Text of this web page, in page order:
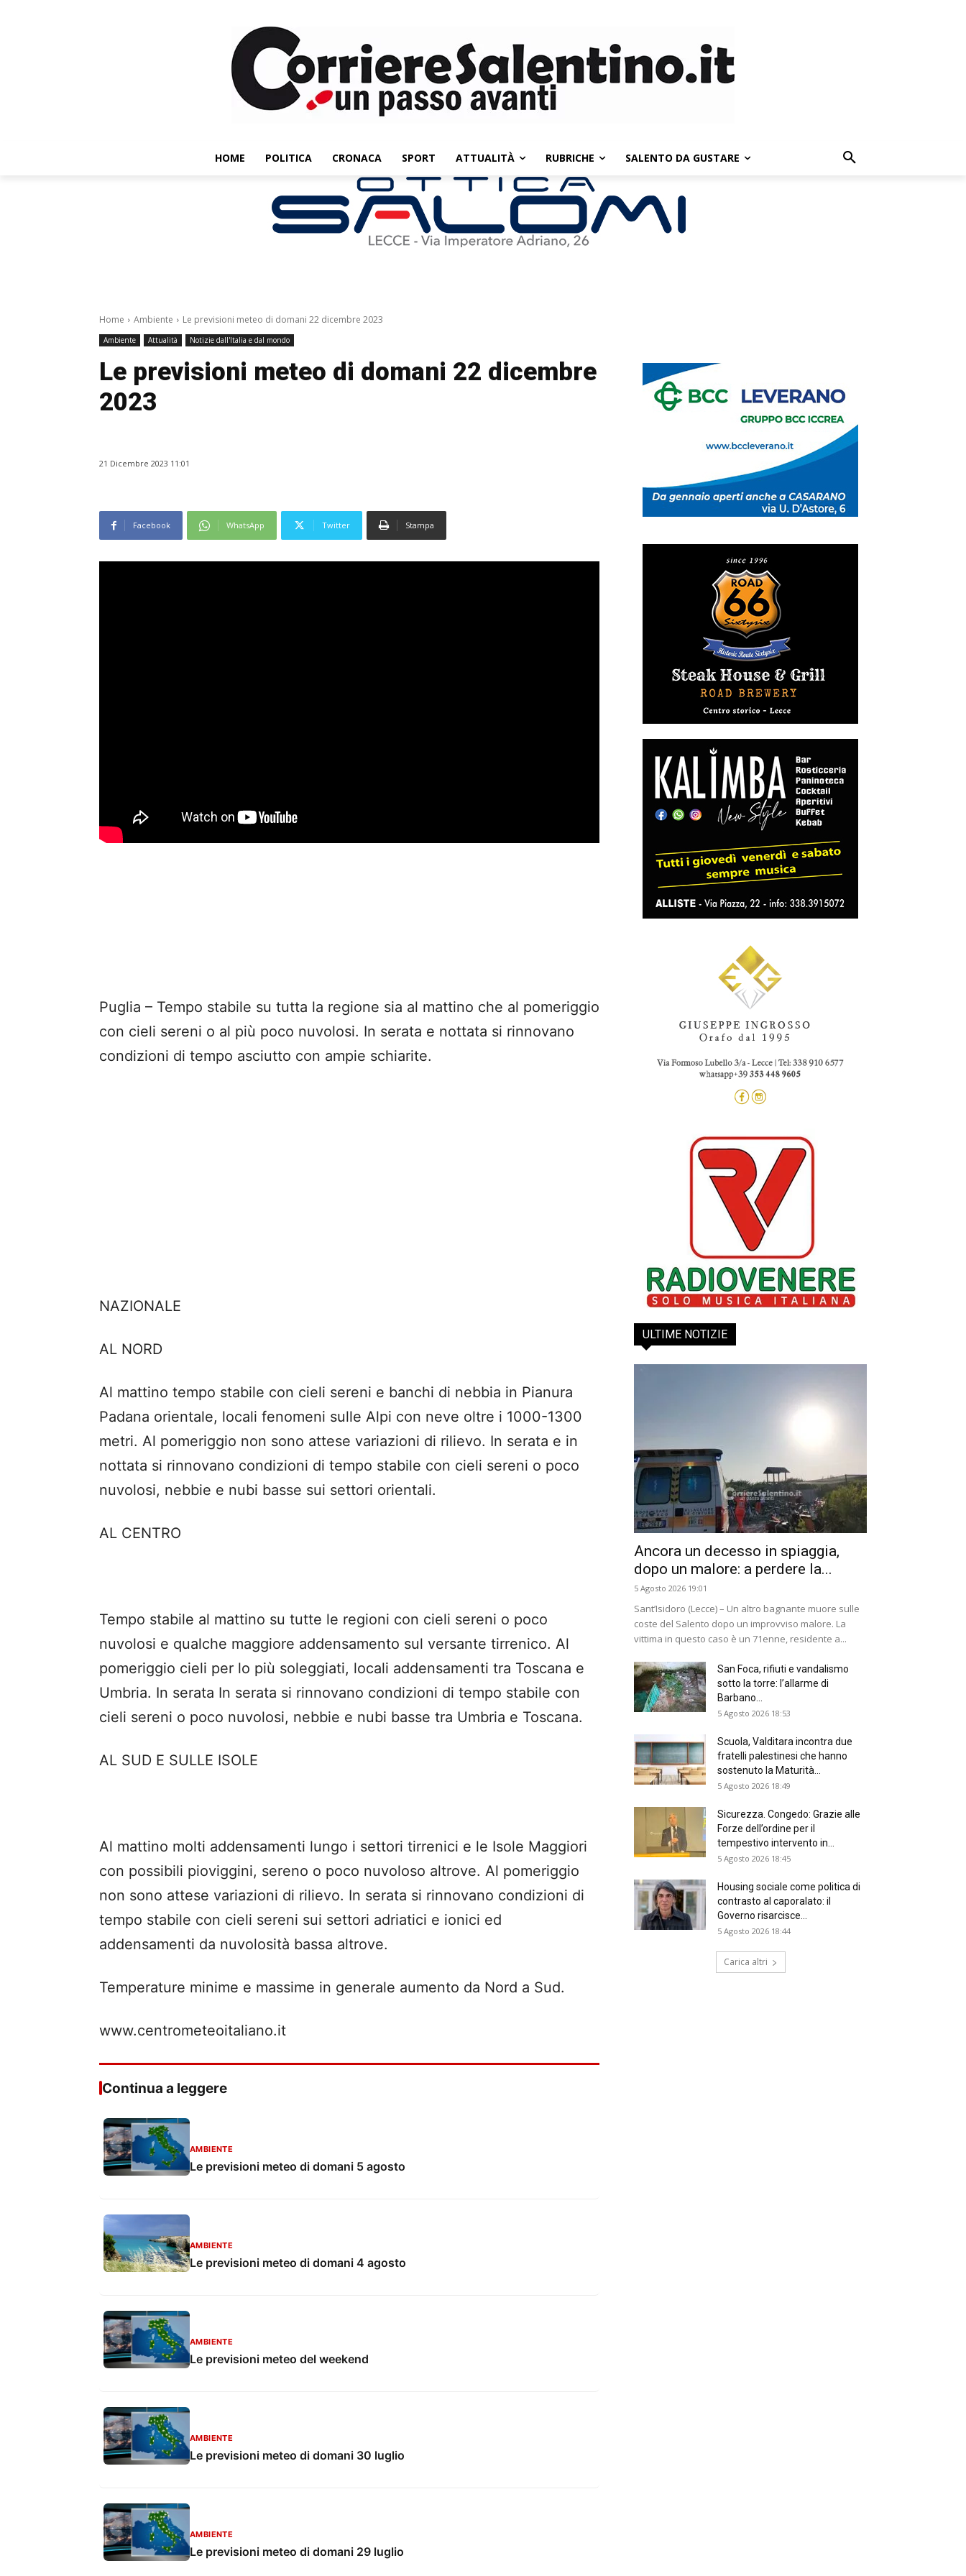
HOME POLITICA CRONACA SPORT ATTUALITÀ RUBRICHE SALENTO DA GUSTARE
Home Ambiente Le previsioni meteo di domani 22 dicembre 2023
Ambiente Attualità Notizie dall'Italia e dal mondo
Le previsioni meteo di domani 22 dicembre
2023
21 Dicembre 2023 11:01
Facebook WhatsApp Twitter Stampa
Puglia – Tempo stabile su tutta la regione sia al mattino che al pomeriggio
con cieli sereni o al più poco nuvolosi. In serata e nottata si rinnovano
condizioni di tempo asciutto con ampie schiarite.
NAZIONALE
AL NORD
Al mattino tempo stabile con cieli sereni e banchi di nebbia in Pianura
Padana orientale, locali fenomeni sulle Alpi con neve oltre i 1000-1300
metri. Al pomeriggio non sono attese variazioni di rilievo. In serata e in
nottata si rinnovano condizioni di tempo stabile con cieli sereni o poco
nuvolosi, nebbie e nubi basse sui settori orientali.
AL CENTRO
Tempo stabile al mattino su tutte le regioni con cieli sereni o poco
nuvolosi e qualche maggiore addensamento sul versante tirrenico. Al
pomeriggio cieli per lo più soleggiati, locali addensamenti tra Toscana e
Umbria. In serata In serata si rinnovano condizioni di tempo stabile con
cieli sereni o poco nuvolosi, nebbie e nubi basse tra Umbria e Toscana.
AL SUD E SULLE ISOLE
Al mattino molti addensamenti lungo i settori tirrenici e le Isole Maggiori
con possibili pioviggini, sereno o poco nuvoloso altrove. Al pomeriggio
non sono attese variazioni di rilievo. In serata si rinnovano condizioni di
tempo stabile con cieli sereni sui settori adriatici e ionici ed
addensamenti da nuvolosità bassa altrove.
Temperature minime e massime in generale aumento da Nord a Sud.
www.centrometeoitaliano.it
Continua a leggere
AMBIENTE
Le previsioni meteo di domani 5 agosto
AMBIENTE
Le previsioni meteo di domani 4 agosto
AMBIENTE
Le previsioni meteo del weekend
AMBIENTE
Le previsioni meteo di domani 30 luglio
AMBIENTE
Le previsioni meteo di domani 29 luglio
ULTIME NOTIZIE
Ancora un decesso in spiaggia,
dopo un malore: a perdere la...
5 Agosto 2026 19:01
Sant’Isidoro (Lecce) – Un altro bagnante muore sulle
coste del Salento dopo un improvviso malore. La
vittima in questo caso è un 71enne, residente a...
San Foca, rifiuti e vandalismo
sotto la torre: l’allarme di
Barbano...
5 Agosto 2026 18:53
Scuola, Valditara incontra due
fratelli palestinesi che hanno
sostenuto la Maturità...
5 Agosto 2026 18:49
Sicurezza. Congedo: Grazie alle
Forze dell’ordine per il
tempestivo intervento in...
5 Agosto 2026 18:45
Housing sociale come politica di
contrasto al caporalato: il
Governo risarcisce...
5 Agosto 2026 18:44
Carica altri